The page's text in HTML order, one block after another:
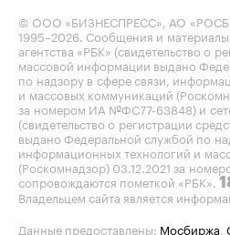
© ООО «БИЗНЕСПРЕСС», АО
1995–2026. Сообщения и
агентства «РБК» (свидетельство о
массовой информации выдано
по надзору в сфере связи,
и массовых коммуникаций
за номером ИА №ФС77-63848) и
(свидетельство о регистрации
выдано Федеральной службой по
информационных технологий и
(Роскомнадзор) 03.12.2021 за
сопровождаются пометкой «РБК».
Владельцем сайта является
Данные предоставлены: Мосбиржа,